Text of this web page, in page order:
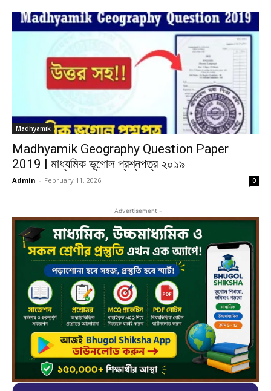
Madhyamik
Madhyamik Geography Question Paper
2019 | মাধ্যমিক ভূগোল প্রশ্নপত্র ২০১৯
Admin - February 11, 2026 0
- Advertisement -